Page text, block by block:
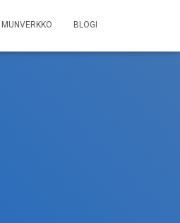
MUNVERKKO BLOGI